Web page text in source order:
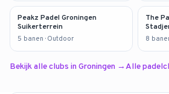
Peakz Padel Groningen
Suikerterrein
5 banen · Outdoor
The
8
Bekijk alle clubs in Groningen →Alle